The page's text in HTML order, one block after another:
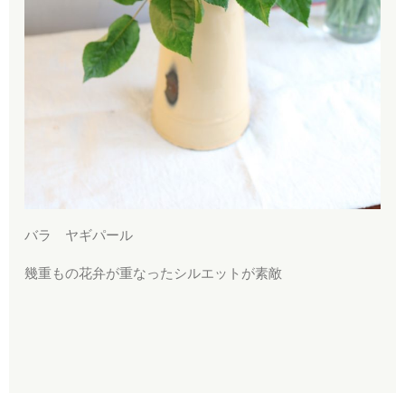
バラ ヤギパール
幾重もの花弁が重なったシルエットが素敵